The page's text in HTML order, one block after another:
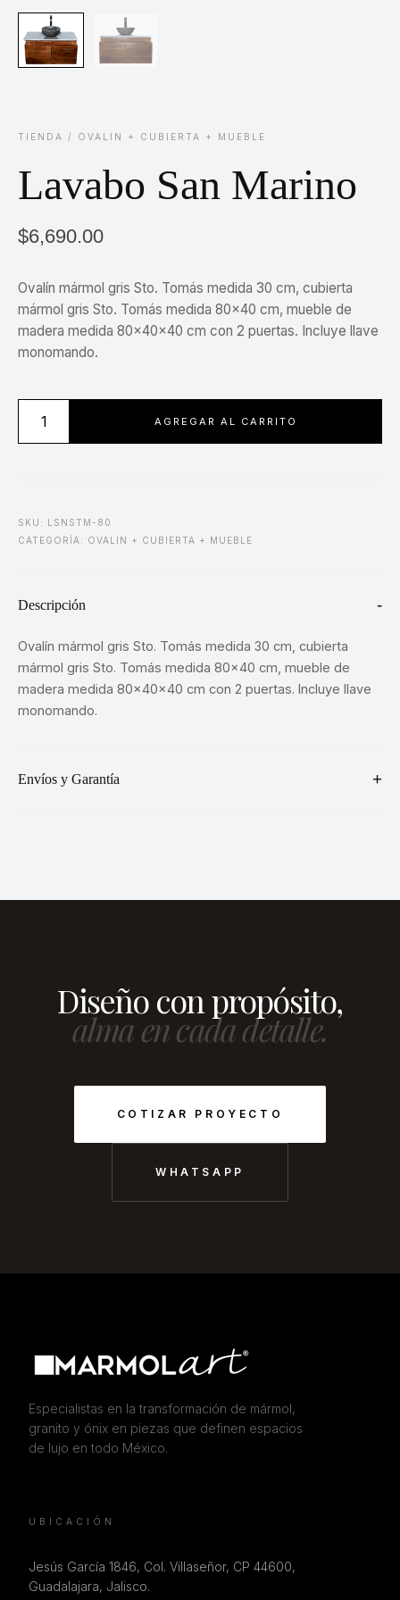
TIENDA / OVALIN + CUBIERTA + MUEBLE
Lavabo San Marino
$6,690.00
Ovalín mármol gris Sto. Tomás medida 30 cm, cubierta
mármol gris Sto. Tomás medida 80×40 cm, mueble de
madera medida 80x40x40 cm con 2 puertas. Incluye llave
monomando.
AGREGAR AL CARRITO
SKU: LSNSTM-80
CATEGORÍA: OVALIN + CUBIERTA + MUEBLE
Descripción
Ovalín mármol gris Sto. Tomás medida 30 cm, cubierta
mármol gris Sto. Tomás medida 80×40 cm, mueble de
madera medida 80x40x40 cm con 2 puertas. Incluye llave
monomando.
Envíos y Garantía
Diseño con propósito,
alma en cada detalle.
COTIZAR PROYECTO
WHATSAPP
Especialistas en la transformación de mármol,
granito y ónix en piezas que definen espacios
de lujo en todo México.
UBICACIÓN
Jesús García 1846, Col. Villaseñor, CP 44600,
Guadalajara, Jalisco.